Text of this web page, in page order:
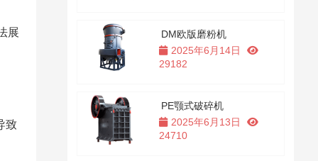
展
致
DM欧版磨粉机
2025年6月14日
29182
PE颚式破碎机
2025年6月13日
24710